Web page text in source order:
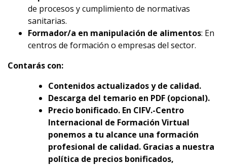
de procesos y cumplimiento de normativas
sanitarias.
Formador/a en manipulación de alimentos: En
centros de formación o empresas del sector.
Contarás con:
Contenidos actualizados y de calidad.
Descarga del temario en PDF (opcional).
Precio bonificado. En CIFV.-Centro
Internacional de Formación Virtual
ponemos a tu alcance una formación
profesional de calidad. Gracias a nuestra
política de precios bonificados,